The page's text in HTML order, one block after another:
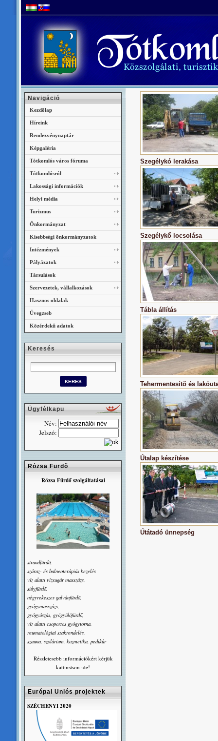
Szegélykó lerakása
Szegélykő locsolása
Tábla állítás
Tehermentesítő és
Útalap készítése
Útátadó ünnepség
Navigáció
Kezdőlap
Híreink
Rendezvénynaptár
Képgaléria
Tótkomlós város fóruma
Tótkomlósról
Lakossági információk
Helyi média
Turizmus
Önkormányzat
Kisebbségi önkormányzatok
Intézmények
Pályázatok
Társulások
Szervezetek, vállalkozások
Hasznos oldalak
Üvegzseb
Közérdekű adatok
Keresés
Ügyfélkapu
Név:
Jelszó:
Rózsa Fürdő
Rózsa Fürdő szolgáltatásai
strandfürdõ,
száraz- és balneoterápiás kezelés
víz alatti vízsugár masszázs,
súlyfürdõ,
négyrekeszes galvánfürdõ,
gyógymasszázs,
gyógyúszás, gyógyülõfürdő,
víz alatti csoportos gyógytorna,
reumatológiai szakrendelés,
szauna, szolárium, kozmetika, pedikûr
Részletesebb információkért kérjük
kattinstson ide!
Európai Uniós projektek
SZÉCHENYI 2020